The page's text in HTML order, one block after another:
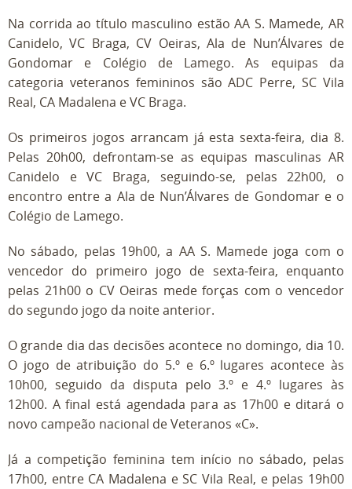
Na corrida ao título masculino estão AA S. Mamede, AR
Canidelo, VC Braga, CV Oeiras, Ala de Nun’Álvares de
Gondomar e Colégio de Lamego. As equipas da
categoria veteranos femininos são ADC Perre, SC Vila
Real, CA Madalena e VC Braga.
Os primeiros jogos arrancam já esta sexta-feira, dia 8.
Pelas 20h00, defrontam-se as equipas masculinas AR
Canidelo e VC Braga, seguindo-se, pelas 22h00, o
encontro entre a Ala de Nun’Álvares de Gondomar e o
Colégio de Lamego.
No sábado, pelas 19h00, a AA S. Mamede joga com o
vencedor do primeiro jogo de sexta-feira, enquanto
pelas 21h00 o CV Oeiras mede forças com o vencedor
do segundo jogo da noite anterior.
O grande dia das decisões acontece no domingo, dia 10.
O jogo de atribuição do 5.º e 6.º lugares acontece às
10h00, seguido da disputa pelo 3.º e 4.º lugares às
12h00. A final está agendada para as 17h00 e ditará o
novo campeão nacional de Veteranos «C».
Já a competição feminina tem início no sábado, pelas
17h00, entre CA Madalena e SC Vila Real, e pelas 19h00